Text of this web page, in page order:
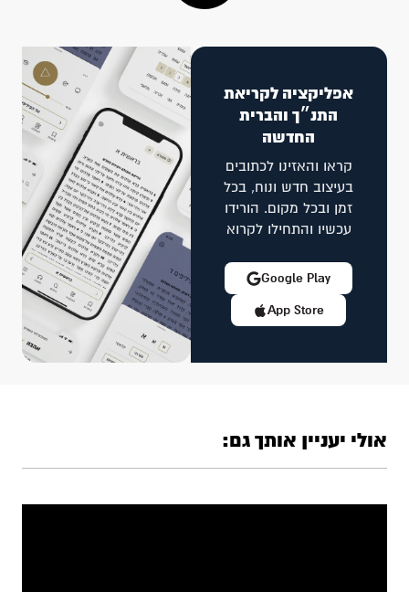
אפליקציה לקריאת
התנ״ך והברית
החדשה
קראו והאזינו לכתובים
בעיצוב חדש ונוח, בכל
זמן ובכל מקום. הורידו
עכשיו והתחילו לקרוא
App Store
Google Play
אולי יעניין אותך גם: